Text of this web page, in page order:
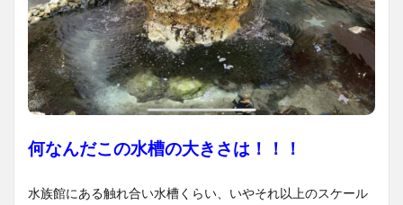
何なんだこの水槽の大きさは！！！
水族館にある触れ合い水槽くらい、いやそれ以上のスケール